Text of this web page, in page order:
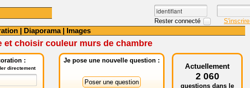
Rester connecté S'inscrire
| Diaporama| Images
et choisir couleur murs de chambre
:
directement
Je pose une nouvelle question :
Actuellement
2 060
questions dans le